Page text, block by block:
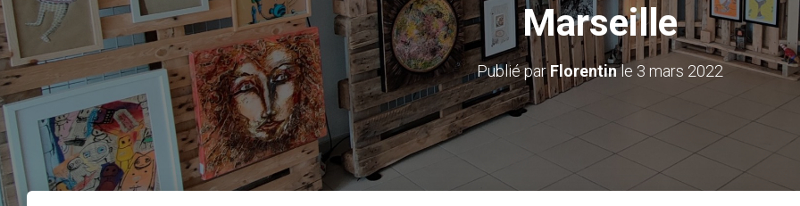
Marseille
Publié parFlorentinle 3 mars 2022